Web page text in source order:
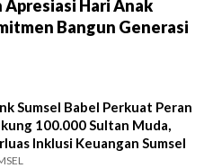
Apresiasi Hari Anak
Bangun Generasi
Sumsel Babel Perkuat Peran
100.000 Sultan Muda,
Inklusi Keuangan Sumsel